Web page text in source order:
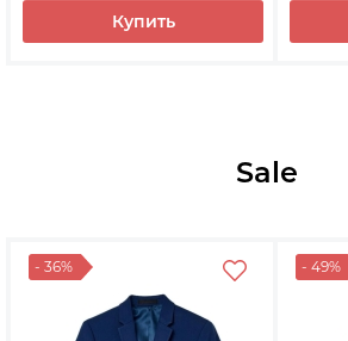
Купить
Sale
- 36% - 49%